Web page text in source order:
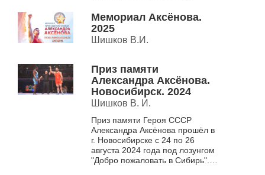
Карелина. В 2025 году
состоялся в г. Новосибирск...
Мемориал Аксёнова.
2025
Шишков В.И.
Приз памяти
Александра Аксёнова.
Новосибирск. 2024
Шишков В. И.
Приз памяти Героя СССР
Александра Аксёнова прошёл в
г. Новосибирске с 24 по 26
августа 2024 года под лозунгом
"Добро пожаловать в Сибирь".